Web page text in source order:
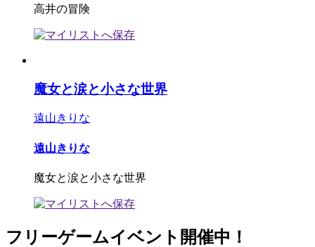
高井の冒険
魔女と涙と小さな世界
遠山きりな
遠山きりな
魔女と涙と小さな世界
フリーゲームイベント開催中！